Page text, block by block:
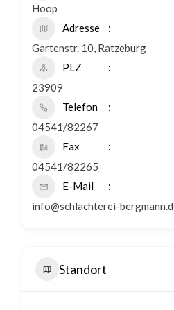
Hoop
Adresse
Gartenstr. 10, Ratzeburg
PLZ
23909
Telefon
04541/82267
Fax
04541/82265
E-Mail
info@schlachterei-
Standort